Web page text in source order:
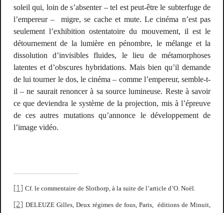
soleil qui, loin de s’absenter – tel est peut-être le subterfuge de
l’empereur – migre, se cache et mute. Le cinéma n’est pas
seulement l’exhibition ostentatoire du mouvement, il est le
détournement de la lumière en pénombre, le mélange et la
dissolution d’invisibles fluides, le lieu de métamorphoses
latentes et d’obscures hybridations. Mais bien qu’il demande
de lui tourner le dos, le cinéma – comme l’empereur, semble-t-
il – ne saurait renoncer à sa source lumineuse. Reste à savoir
ce que deviendra le système de la projection, mis à l’épreuve
de ces autres mutations qu’annonce le développement de
l’image vidéo.
[1] Cf. le commentaire de Slothorp, à la suite de l’article d’O. Noël.
[2] DELEUZE Gilles, Deux régimes de fous, Paris, éditions de Minuit,